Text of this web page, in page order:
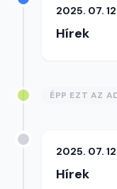
2025. 07.
Hírek
ÉPP EZT AZ
2025. 07.
Hírek